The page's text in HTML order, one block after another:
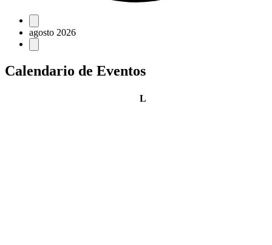
Eventos
agosto 2026
Calendario de Eventos
Llunes